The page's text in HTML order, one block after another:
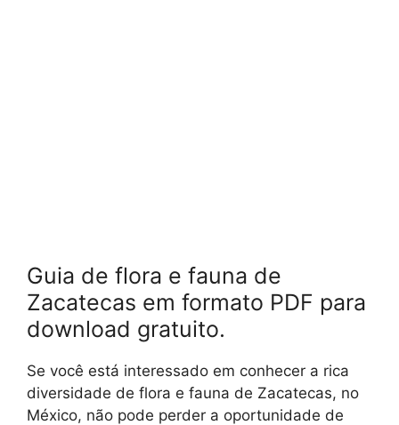
Guia de flora e fauna de
Zacatecas em formato PDF para
download gratuito.
Se você está interessado em conhecer a rica
diversidade de flora e fauna de Zacatecas, no
México, não pode perder a oportunidade de